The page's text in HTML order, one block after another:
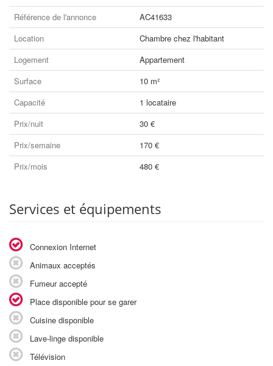
Référence de l'annonce
AC41633
Location
Chambre chez l'habitant
Logement
Appartement
Surface
10 m²
Capacité
1 locataire
Prix/nuit
30 €
Prix/semaine
170 €
Prix/mois
480 €
Services et équipements
Connexion Internet
Animaux acceptés
Fumeur accepté
Place disponible pour se garer
Cuisine disponible
Lave-linge disponible
Télévision